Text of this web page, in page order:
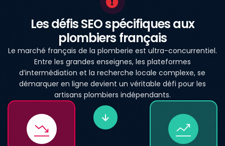
Les défis SEO spécifiques aux
plombiers français
Le marché français de la plomberie est ultra-concurrentiel.
Entre les grandes enseignes, les plateformes
d’intermédiation et la recherche locale complexe, se
démarquer en ligne devient un véritable défi pour les
artisans plombiers indépendants.